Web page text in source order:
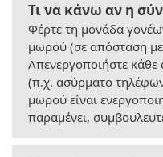
Τι να κάνω αν η
Φέρτε τη μονάδα
μωρού (σε απόσταση
Απενεργοποιήστε κάθε
(π.χ. ασύρματο
μωρού είναι
παραμένει,